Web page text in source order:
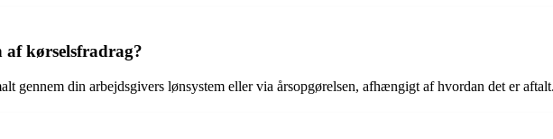
kørselsfradrag?
gennem din arbejdsgivers lønsystem eller via årsopgørelsen, afhængigt af hvordan det er